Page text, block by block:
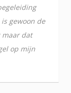
gewoon de
maar dat
op mijn